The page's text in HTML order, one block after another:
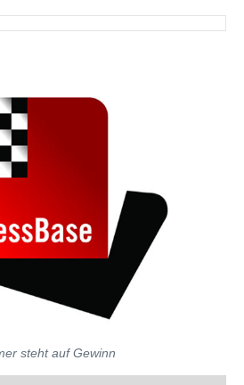
steht auf Gewinn